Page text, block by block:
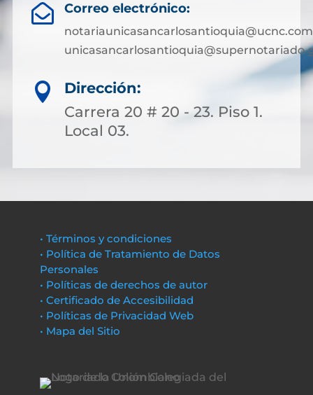
 Correo electrónico:

Dirección:
Carrera 20 # 20 - 23. Piso 1.
Local 03.
• Términos y condiciones
• Política de Tratamiento de Datos
Personales
• Políticas de derechos de autor
• Certificado de Accesibilidad
• Políticas de Privacidad Web
• Mapa del Sitio